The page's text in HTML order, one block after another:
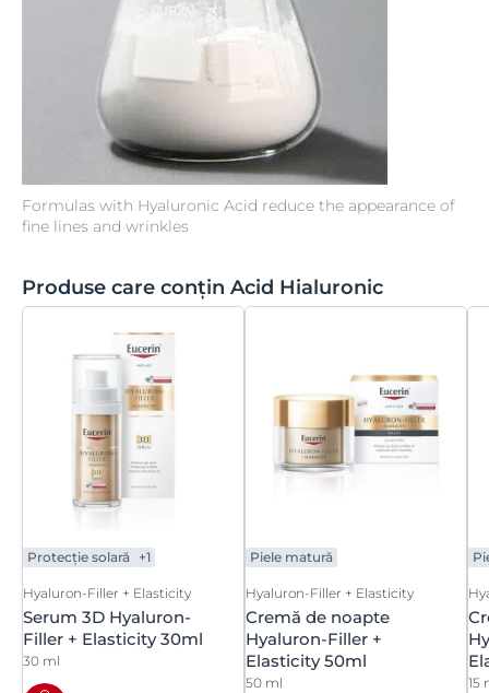
Formulas with Hyaluronic Acid reduce the appearance of
fine lines and wrinkles
Produse care conțin Acid Hialuronic
Protecție solară +1
Hyaluron-Filler + Elasticity
Serum 3D Hyaluron-
Filler + Elasticity 30ml
30 ml
Piele matură
Hyaluron-Filler + Elasticity
Cremă de noapte
Hyaluron-Filler +
Elasticity 50ml
50 ml 15